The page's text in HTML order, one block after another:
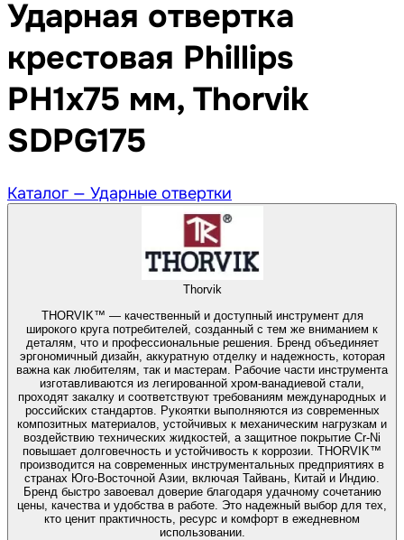
Ударная отвертка
крестовая Phillips
PH1x75 мм, Thorvik
SDPG175
Каталог — Ударные отвертки
Thorvik
THORVIK™ — качественный и доступный инструмент для
широкого круга потребителей, созданный с тем же вниманием к
деталям, что и профессиональные решения. Бренд объединяет
эргономичный дизайн, аккуратную отделку и надежность, которая
важна как любителям, так и мастерам. Рабочие части инструмента
изготавливаются из легированной хром-ванадиевой стали,
проходят закалку и соответствуют требованиям международных и
российских стандартов. Рукоятки выполняются из современных
композитных материалов, устойчивых к механическим нагрузкам и
воздействию технических жидкостей, а защитное покрытие Cr-Ni
повышает долговечность и устойчивость к коррозии. THORVIK™
производится на современных инструментальных предприятиях в
странах Юго-Восточной Азии, включая Тайвань, Китай и Индию.
Бренд быстро завоевал доверие благодаря удачному сочетанию
цены, качества и удобства в работе. Это надежный выбор для тех,
кто ценит практичность, ресурс и комфорт в ежедневном
использовании.